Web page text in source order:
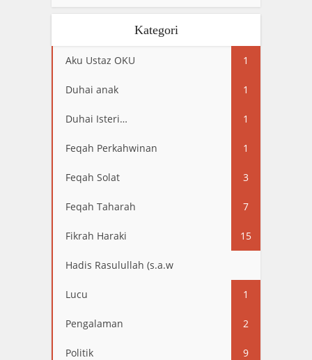
Kategori
Aku Ustaz OKU 1
Duhai anak 1
Duhai Isteri… 1
Feqah Perkahwinan 1
Feqah Solat 3
Feqah Taharah 7
Fikrah Haraki 15
Hadis Rasulullah (s.a.w
Lucu 1
Pengalaman 2
Politik 9